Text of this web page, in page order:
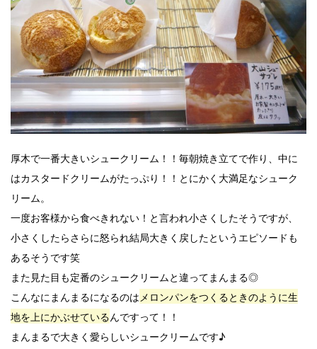
厚木で一番大きいシュークリーム！！毎朝焼き立てで作り、中に
はカスタードクリームがたっぷり！！とにかく大満足なシューク
リーム。
一度お客様から食べきれない！と言われ小さくしたそうですが、
小さくしたらさらに怒られ結局大きく戻したというエピソードも
あるそうです笑
また見た目も定番のシュークリームと違ってまんまる◎
こんなにまんまるになるのはメロンパンをつくるときのように生
地を上にかぶせているんですって！！
まんまるで大きく愛らしいシュークリームです♪